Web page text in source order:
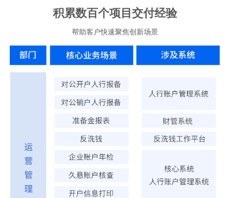
积累数百个项目交付经验
帮助客户快速聚焦创新场景